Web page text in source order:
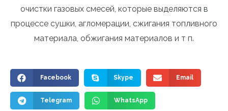
очистки газовых смесей, которые выделяются в
процессе сушки, агломерации, сжигания топливного
материала, обжигания материалов и т п.
Facebook Skype Email
Telegram WhatsApp